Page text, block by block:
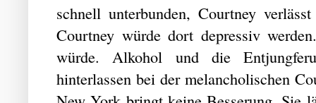
schnell unterbunden, Courtney
Courtney würde dort depressiv
würde. Alkohol und die
hinterlassen bei der melancholischen